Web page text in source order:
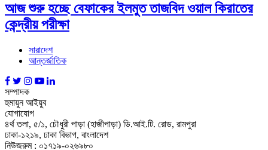
আজ শুরু হচ্ছে বেফাকের ইলমুত তাজবিদ ওয়াল কিরাতের
কেন্দ্রীয় পরীক্ষা
সারাদেশ
আন্তর্জাতিক
সম্পাদক
হুমায়ুন আইয়ুব
যোগাযোগ
৪র্থ তলা, ৫/১, চৌধুরী পাড়া (হাজীপাড়া) ডি.আই.টি. রোড, রামপুরা
ঢাকা-১২১৯, ঢাকা বিভাগ, বাংলাদেশ
নিউজরুম : ০১৭১৯-০২৬৯৮০